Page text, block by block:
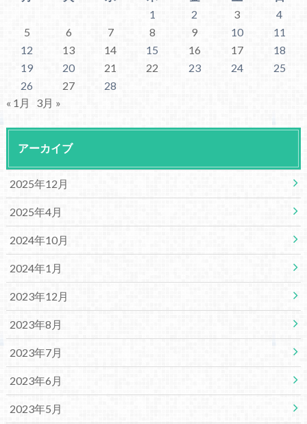
1
2 3
4
5
6 7 8 9 10
11
12
13 14 15 16 17
18
19
20 21 22 23 24
25
26
27
28
« 1月
3月 »
アーカイブ
2025年12月
2025年4月
2024年10月
2024年1月
2023年12月
2023年8月
2023年7月
2023年6月
2023年5月